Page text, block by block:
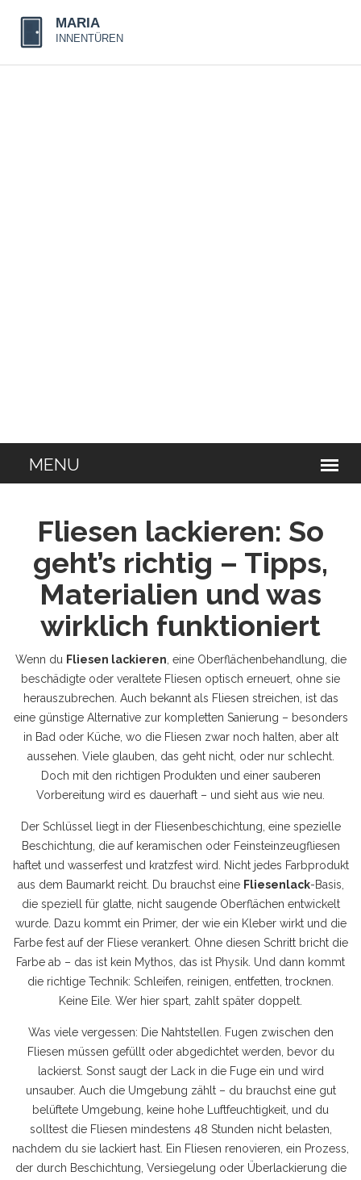
Fliesen lackieren: So
geht’s richtig – Tipps,
Materialien und was
wirklich funktioniert
Wenn du Fliesen lackieren eine Oberflächenbehandlung, die
beschädigte oder veraltete Fliesen optisch erneuert, ohne sie
herauszubrechen . Auch bekannt als Fliesen streichen , ist das
eine günstige Alternative zur kompletten Sanierung – besonders
in Bad oder Küche, wo die Fliesen zwar noch halten, aber alt
aussehen. Viele glauben, das geht nicht, oder nur schlecht.
Doch mit den richtigen Produkten und einer sauberen
Vorbereitung wird es dauerhaft – und sieht aus wie neu.
Der Schlüssel liegt in der Fliesenbeschichtung eine spezielle
Beschichtung, die auf keramischen oder Feinsteinzeugfliesen
haftet und wasserfest und kratzfest wird . Nicht jedes Farbprodukt
aus dem Baumarkt reicht. Du brauchst eine Fliesenlack-Basis,
die speziell für glatte, nicht saugende Oberflächen entwickelt
wurde. Dazu kommt ein Primer, der wie ein Kleber wirkt und die
Farbe fest auf der Fliese verankert. Ohne diesen Schritt bricht die
Farbe ab – das ist kein Mythos, das ist Physik. Und dann kommt
die richtige Technik: Schleifen, reinigen, entfetten, trocknen.
Keine Eile. Wer hier spart, zahlt später doppelt.
Was viele vergessen: Die Nahtstellen. Fugen zwischen den
Fliesen müssen gefüllt oder abgedichtet werden, bevor du
lackierst. Sonst saugt der Lack in die Fuge ein und wird
unsauber. Auch die Umgebung zählt – du brauchst eine gut
belüftete Umgebung, keine hohe Luftfeuchtigkeit, und du
solltest die Fliesen mindestens 48 Stunden nicht belasten,
nachdem du sie lackiert hast. Ein Fliesen renovieren ein Prozess,
der durch Beschichtung, Versiegelung oder Überlackierung die